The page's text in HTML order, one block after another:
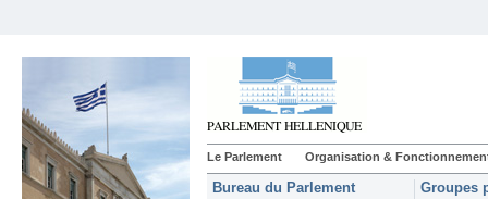
Le Parlement Organisation &
Bureau du Parlement Groupes